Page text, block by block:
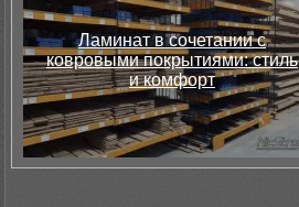
Ламинат в сочетании с
ковровыми покрытиями: стиль
и комфорт